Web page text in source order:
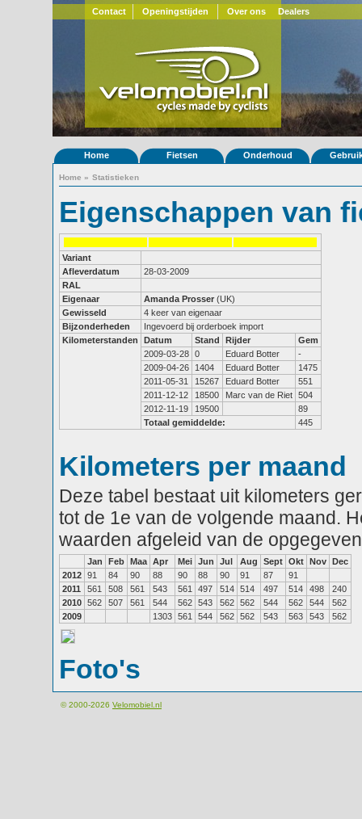
Contact Openingstijden Over ons Dealers
Home Fietsen Onderhoud
Home » Statistieken
Eigenschappen van
Variant
Afleverdatum
28-03-2009
RAL
Eigenaar
Amanda Prosser (UK)
Gewisseld
4 keer van eigenaar
Bijzonderheden
Ingevoerd bij orderboek import
Kilometerstanden
Datum Stand Rijder
Gem
2009-03-28 0 Eduard Botter
-
2009-04-26
1404 Eduard Botter
1475
2011-05-31
15267 Eduard Botter
551
2011-12-12
18500 Marc van de Riet 504
2012-11-19
19500
89
Totaal gemiddelde:
445
Kilometers per maand
Deze tabel bestaat uit kilometers
tot de 1e van de volgende maand.
waarden afgeleid van de
Jan Feb Maa Apr Mei Jun Jul Aug Sept Okt Nov Dec
2012 91 84 90 88 90 88 90 91 87
91
2011
561 508 561 543 561 497 514 514 497 514 498
240
2010 562 507 561 544 562 543 562 562 544 562 544
562
2009
1303 561 544 562 562 543 563 543 562
Foto's
© 2000-2026 Velomobiel.nl